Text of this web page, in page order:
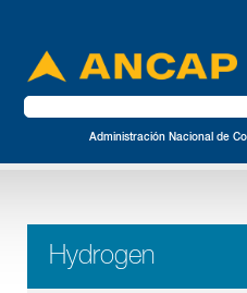
Administración Nacional de
Hydrogen